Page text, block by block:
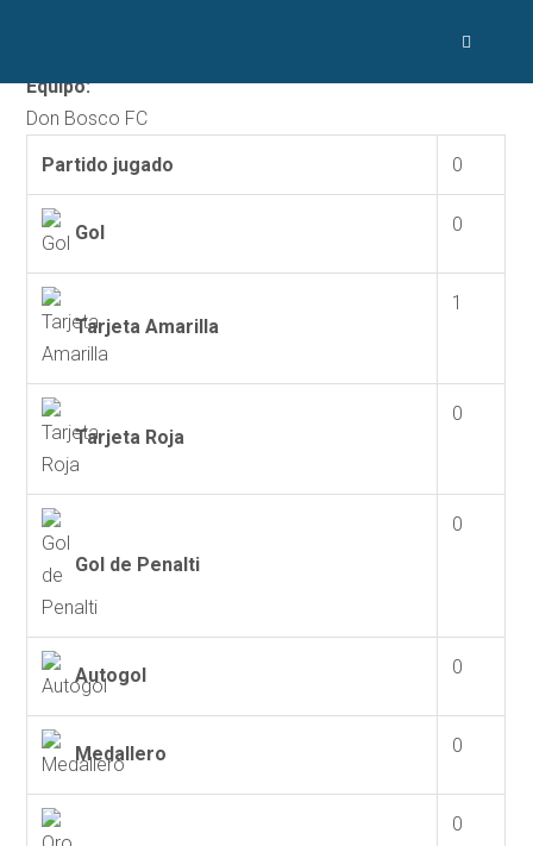
Equipo:
Don Bosco FC
Partido jugado 0
Gol 0
Tarjeta Amarilla
1
Tarjeta Roja
0
Gol de Penalti
0
Autogol 0
Medallero 0
0